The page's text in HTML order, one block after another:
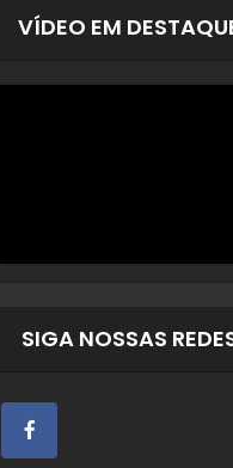
VÍDEO EM
SIGA NOSSAS